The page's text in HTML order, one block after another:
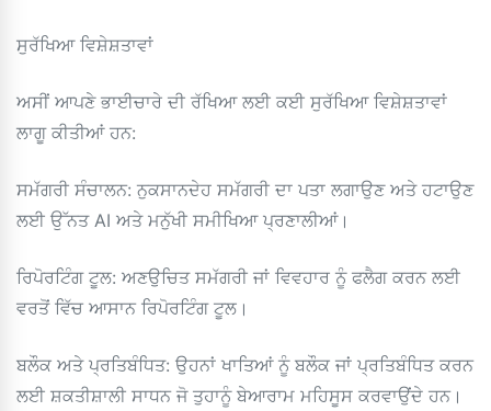
ਸੁਰੱਖਿਆ ਵਿਸ਼ੇਸ਼ਤਾਵਾਂ
ਅਸੀਂ ਆਪਣੇ ਭਾਈਚਾਰੇ ਦੀ ਰੱਖਿਆ ਲਈ ਕਈ ਸੁਰੱਖਿਆ ਵਿਸ਼ੇਸ਼ਤਾਵਾਂ
ਲਾਗੂ ਕੀਤੀਆਂ ਹਨ:
ਸਮੱਗਰੀ ਸੰਚਾਲਨ: ਨੁਕਸਾਨਦੇਹ ਸਮੱਗਰੀ ਦਾ ਪਤਾ ਲਗਾਉਣ ਅਤੇ ਹਟਾਉਣ
ਲਈ ਉੱਨਤ AI ਅਤੇ ਮਨੁੱਖੀ ਸਮੀਖਿਆ ਪ੍ਰਣਾਲੀਆਂ।
ਰਿਪੋਰਟਿੰਗ ਟੂਲ: ਅਣਉਚਿਤ ਸਮੱਗਰੀ ਜਾਂ ਵਿਵਹਾਰ ਨੂੰ ਫਲੈਗ ਕਰਨ ਲਈ
ਵਰਤੋਂ ਵਿੱਚ ਆਸਾਨ ਰਿਪੋਰਟਿੰਗ ਟੂਲ।
ਬਲੌਕ ਅਤੇ ਪ੍ਰਤਿਬੰਧਿਤ: ਉਹਨਾਂ ਖਾਤਿਆਂ ਨੂੰ ਬਲੌਕ ਜਾਂ ਪ੍ਰਤਿਬੰਧਿਤ ਕਰਨ
ਲਈ ਸ਼ਕਤੀਸ਼ਾਲੀ ਸਾਧਨ ਜੋ ਤੁਹਾਨੂੰ ਬੇਆਰਾਮ ਮਹਿਸੂਸ ਕਰਵਾਉਂਦੇ ਹਨ।